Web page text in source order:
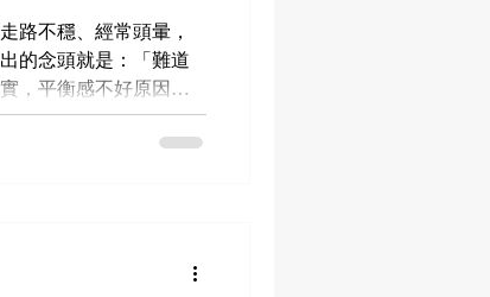
路不穩、經常頭暈，
的念頭就是：「難道
，平衡感不好原因有
。接下來，本文會帶
幫助你分辨哪些情況